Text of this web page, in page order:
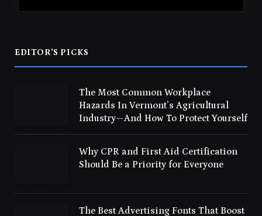
EDITOR'S PICKS
The Most Common Workplace
Hazards In Vermont’s Agricultural
Industry—And How To Protect Yourself
Why CPR and First Aid Certification
Should Be a Priority for Everyone
The Best Advertising Fonts That Boost